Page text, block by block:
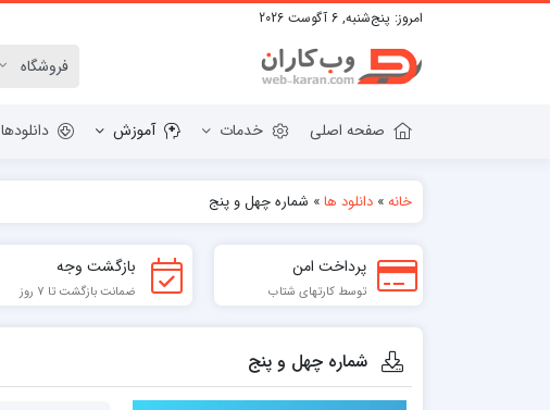
امروز: پنج‌شنبه, 6 آگوست 2026
صفحه اصلی خدمات آموزش دانلودها
دانلود وردپرس
پلاگین های وردپرس
قالب HTML
قالب BOOTSTRAP
قالب WORDPRESS
خانه» دانلود ها» شماره چهل و پنج
پرداخت امن
توسط کارتهای شتاب
بازگشت وجه
ضمانت بازگشت تا 7 روز
شماره چهل و پنج